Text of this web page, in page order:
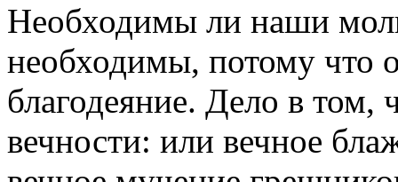
Необходимы ли наши
необходимы, потому что
благодеяние. Дело в том,
вечности: или вечное